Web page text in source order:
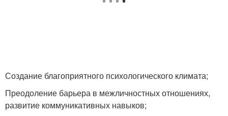
Создание благоприятного психологического климата;
Преодоление барьера в межличностных отношениях,
развитие коммуникативных навыков;